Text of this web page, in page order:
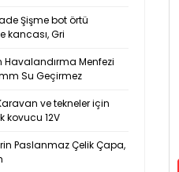
Şişme bot örtü
kancası, Gri
Havalandırma Menfezi
Su Geçirmez
ve tekneler için
kovucu 12V
Paslanmaz Çelik Çapa,